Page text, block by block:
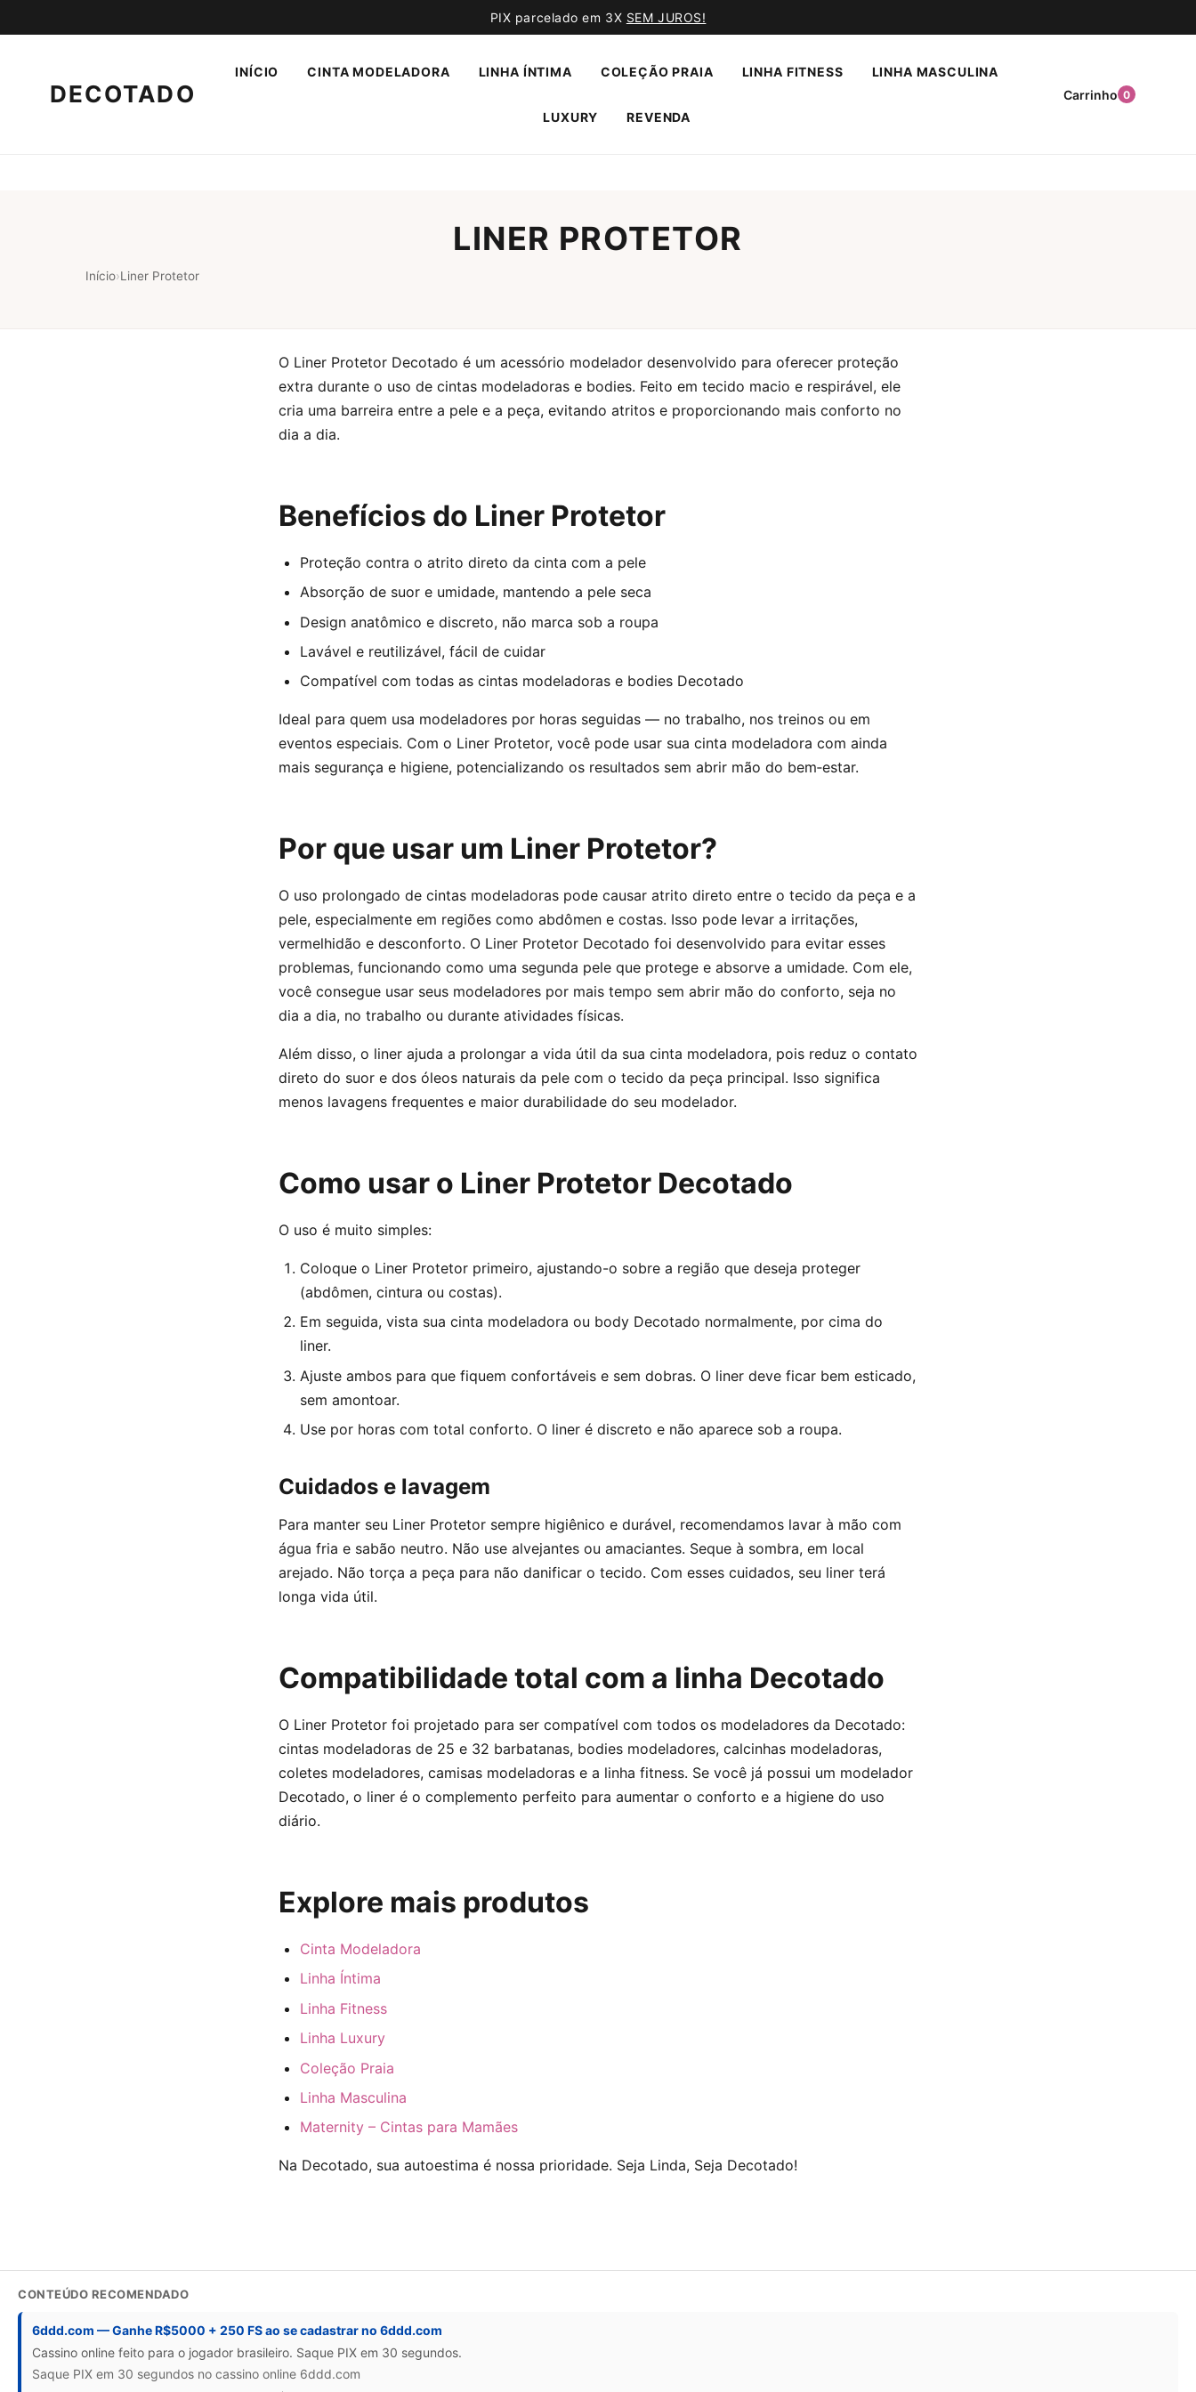
PIX parcelado em 3X SEM JUROS!
DECOTADO
INÍCIO CINTA MODELADORA LINHA ÍNTIMA COLEÇÃO PRAIA LINHA FITNESS LINHA MASCULINA
LUXURY REVENDA
Carrinho 0
LINER PROTETOR
Início›Liner Protetor
O Liner Protetor Decotado é um acessório modelador desenvolvido para oferecer proteção
extra durante o uso de cintas modeladoras e bodies. Feito em tecido macio e respirável, ele
cria uma barreira entre a pele e a peça, evitando atritos e proporcionando mais conforto no
dia a dia.
Benefícios do Liner Protetor
Proteção contra o atrito direto da cinta com a pele
Absorção de suor e umidade, mantendo a pele seca
Design anatômico e discreto, não marca sob a roupa
Lavável e reutilizável, fácil de cuidar
Compatível com todas as cintas modeladoras e bodies Decotado
Ideal para quem usa modeladores por horas seguidas — no trabalho, nos treinos ou em
eventos especiais. Com o Liner Protetor, você pode usar sua cinta modeladora com ainda
mais segurança e higiene, potencializando os resultados sem abrir mão do bem‑estar.
Por que usar um Liner Protetor?
O uso prolongado de cintas modeladoras pode causar atrito direto entre o tecido da peça e a
pele, especialmente em regiões como abdômen e costas. Isso pode levar a irritações,
vermelhidão e desconforto. O Liner Protetor Decotado foi desenvolvido para evitar esses
problemas, funcionando como uma segunda pele que protege e absorve a umidade. Com ele,
você consegue usar seus modeladores por mais tempo sem abrir mão do conforto, seja no
dia a dia, no trabalho ou durante atividades físicas.
Além disso, o liner ajuda a prolongar a vida útil da sua cinta modeladora, pois reduz o contato
direto do suor e dos óleos naturais da pele com o tecido da peça principal. Isso significa
menos lavagens frequentes e maior durabilidade do seu modelador.
Como usar o Liner Protetor Decotado
O uso é muito simples:
Coloque o Liner Protetor primeiro, ajustando-o sobre a região que deseja proteger
(abdômen, cintura ou costas).
Em seguida, vista sua cinta modeladora ou body Decotado normalmente, por cima do
liner.
Ajuste ambos para que fiquem confortáveis e sem dobras. O liner deve ficar bem esticado,
sem amontoar.
Use por horas com total conforto. O liner é discreto e não aparece sob a roupa.
Cuidados e lavagem
Para manter seu Liner Protetor sempre higiênico e durável, recomendamos lavar à mão com
água fria e sabão neutro. Não use alvejantes ou amaciantes. Seque à sombra, em local
arejado. Não torça a peça para não danificar o tecido. Com esses cuidados, seu liner terá
longa vida útil.
Compatibilidade total com a linha Decotado
O Liner Protetor foi projetado para ser compatível com todos os modeladores da Decotado:
cintas modeladoras de 25 e 32 barbatanas, bodies modeladores, calcinhas modeladoras,
coletes modeladores, camisas modeladoras e a linha fitness. Se você já possui um modelador
Decotado, o liner é o complemento perfeito para aumentar o conforto e a higiene do uso
diário.
Explore mais produtos
Cinta Modeladora
Linha Íntima
Linha Fitness
Linha Luxury
Coleção Praia
Linha Masculina
Maternity – Cintas para Mamães
Na Decotado, sua autoestima é nossa prioridade. Seja Linda, Seja Decotado!
CONTEÚDO RECOMENDADO
6ddd.com — Ganhe R$5000 + 250 FS ao se cadastrar no 6ddd.com
Cassino online feito para o jogador brasileiro. Saque PIX em 30 segundos.
Saque PIX em 30 segundos no cassino online 6ddd.com